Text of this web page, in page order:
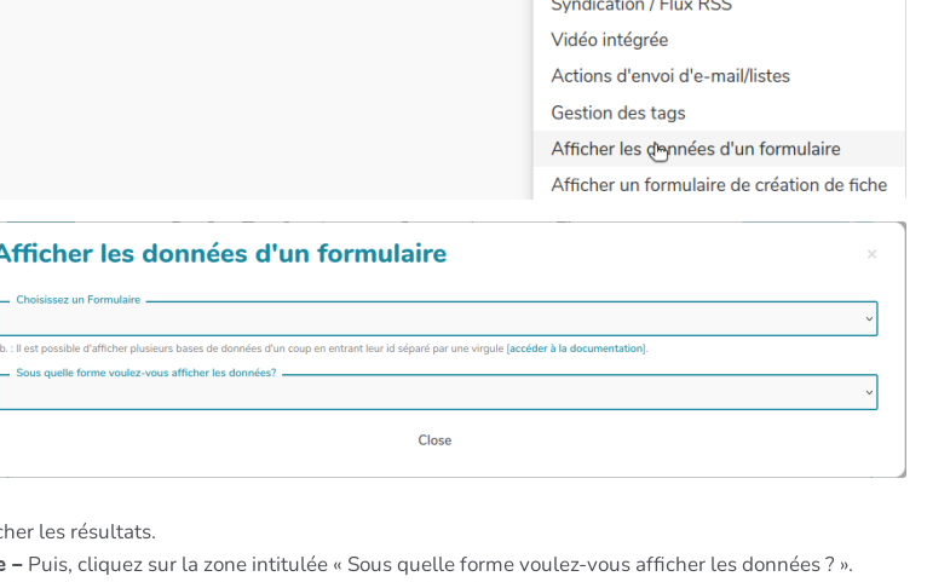
les résultats.
– Puis, cliquez sur la zone intitulée « Sous quelle forme voulez-vous afficher les données ? ».